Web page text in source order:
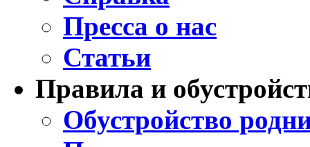
Пресса о нас
Статьи
Правила и
Обустройство